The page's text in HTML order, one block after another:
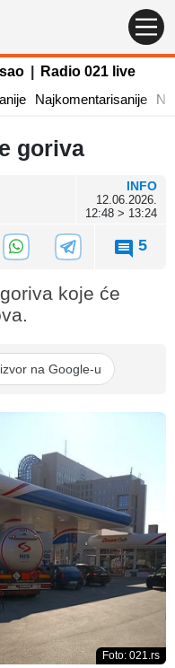
Radio 021 live
Najkomentarisanije
goriva
INFO
12.06.2026.
12:48 > 13:24
5
koje će
na Google-u
Foto: 021.rs